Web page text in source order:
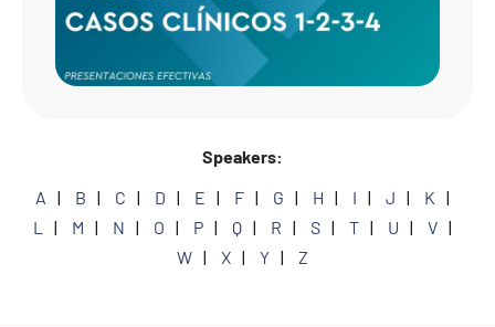
Speakers:
A
B C D E F G H I J
K
L
M N O P Q R S T U
V
W
X Y Z